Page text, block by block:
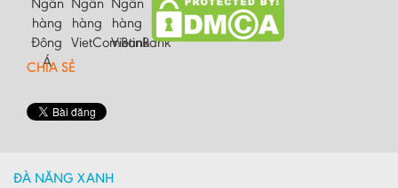
Hà Nam
Hà Tĩnh
Hòa Bình
Hải Dương
CHIA SẺ
ĐÀ NẴNG XANH